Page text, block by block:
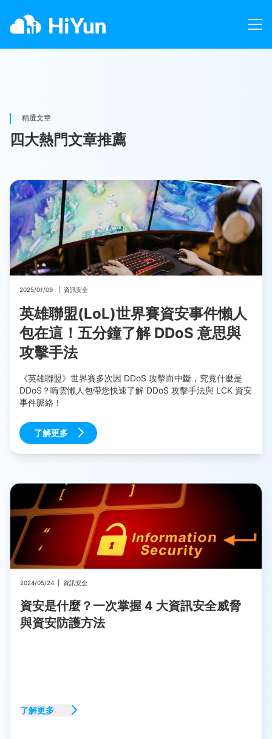
精選文章
四大熱門文章推薦
2025/01/09 資訊安全
英雄聯盟(LoL)世界賽資安事件懶人
包在這！五分鐘了解 DDoS 意思與
攻擊手法
《英雄聯盟》世界賽多次因 DDoS 攻擊而中斷，究竟什麼是
DDoS？嗨雲懶人包帶您快速了解 DDoS 攻擊手法與 LCK 資安
事件脈絡！
了解更多
2024/05/24 資訊安全
資安是什麼？一次掌握 4 大資訊安全威脅
與資安防護方法
了解更多